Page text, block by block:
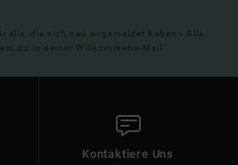
alle, die sich neu angemeldet haben - Alle
du in deiner Willkommens-Mail
Kontaktiere Uns